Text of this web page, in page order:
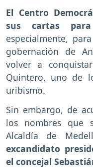
El Centro
sus cartas
especialmente,
gobernación de
volver a
Quintero, uno de
uribismo.
Sin embargo, de
los nombres que
Alcaldía de
excandidato
el concejal